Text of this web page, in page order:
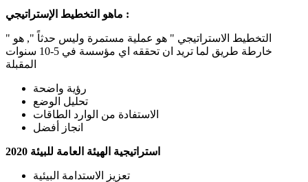
ماهو التخطيط الإستراتيجي :
" التخطيط الاستراتيجي " هو عملية مستمرة وليس حدثاً ", هو
خارطة طريق لما تريد ان تحققه اي مؤسسة في 5-10 سنوات
المقبلة
رؤية واضحة
تحليل الوضع
الاستفادة من الوارد الطاقات
انجاز أفضل
استراتيجية الهيئة العامة للبيئة 2020
تعزيز الاستدامة البيئية